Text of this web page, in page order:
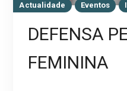
Actualidade Eventos
DEFENSA
FEMININA